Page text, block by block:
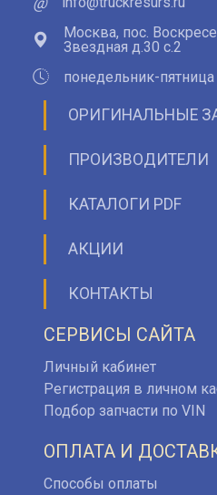
Москва, пос.
Звездная д.30 с.2
понедельник-пятница
ОРИГИНАЛЬНЫЕ
ПРОИЗВОДИТЕЛИ
КАТАЛОГИ PDF
АКЦИИ
КОНТАКТЫ
СЕРВИСЫ САЙТА
Личный кабинет
Регистрация в личном
Подбор запчасти по VIN
ОПЛАТА И
Способы оплаты